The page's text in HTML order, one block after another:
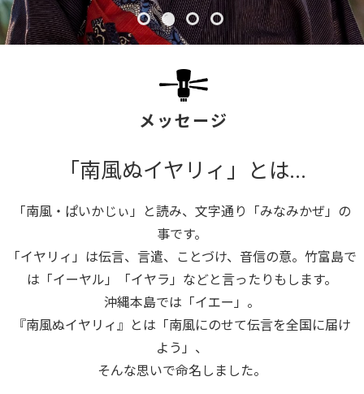
メッセージ
「南風ぬイヤリィ」とは…
「南風・ぱいかじぃ」と読み、文字通り「みなみかぜ」の
事です。
「イヤリィ」は伝言、言遣、ことづけ、音信の意。竹富島で
は「イーヤル」「イヤラ」などと言ったりもします。
沖縄本島では「イエー」。
『南風ぬイヤリィ』とは「南風にのせて伝言を全国に届け
よう」、
そんな思いで命名しました。